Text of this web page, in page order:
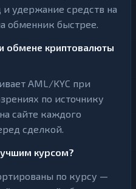
удержание средств на
обменник быстрее.
обмене криптовалюты
AML/KYC при
по источнику
сайте каждого
сделкой.
курсом?
по курсу —